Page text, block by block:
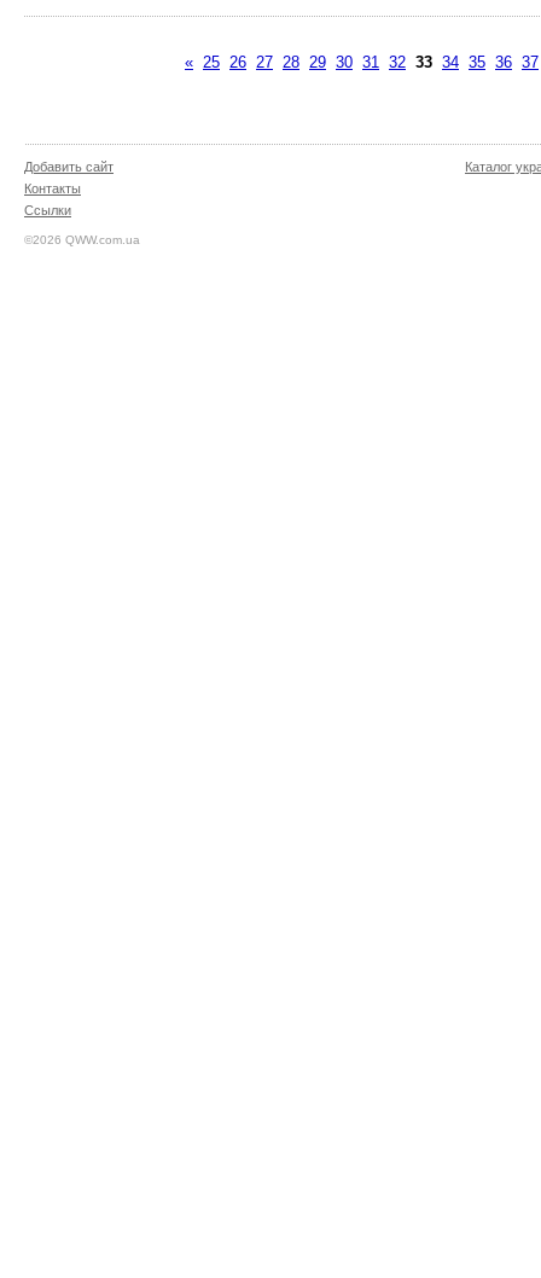
« 25 26 27 28 29 30 31 32 33 34 35 36 37
Добавить сайт
Контакты
Ссылки
©2026 QWW.com.ua
Каталог